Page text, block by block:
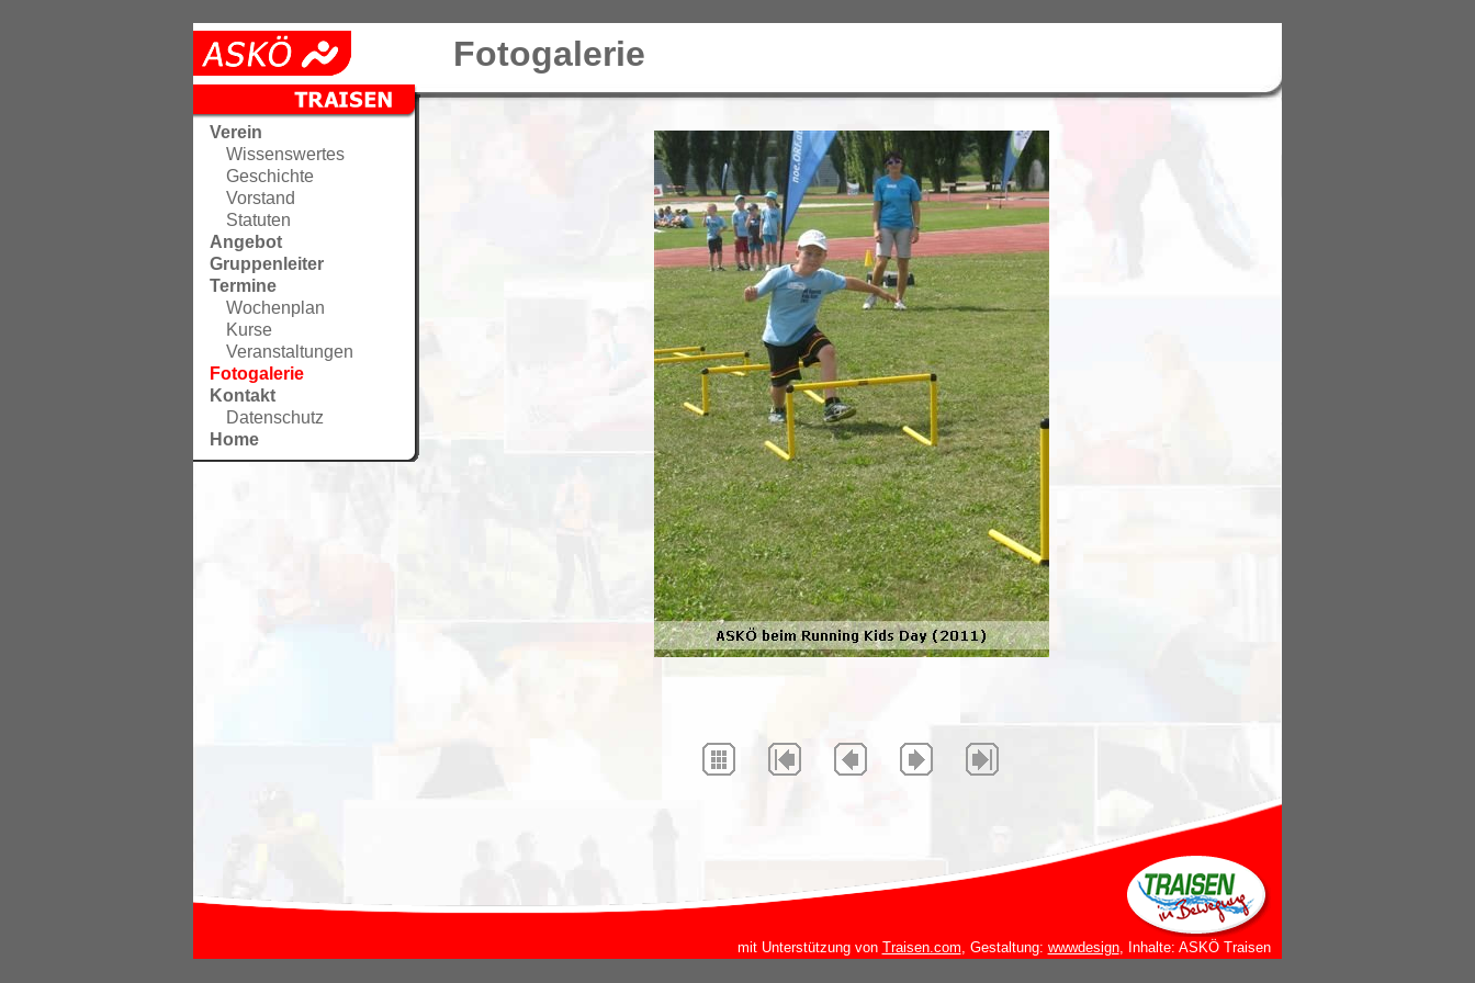
Verein
Wissenswertes
Geschichte
Vorstand
Statuten
Angebot
Gruppenleiter
Termine
Wochenplan
Kurse
Veranstaltungen
Fotogalerie
Kontakt
Datenschutz
Home
Fotogalerie
mit Unterstützung von Traisen.com , Gestaltung: wwwdesign, Inhalte: ASKÖ Traisen